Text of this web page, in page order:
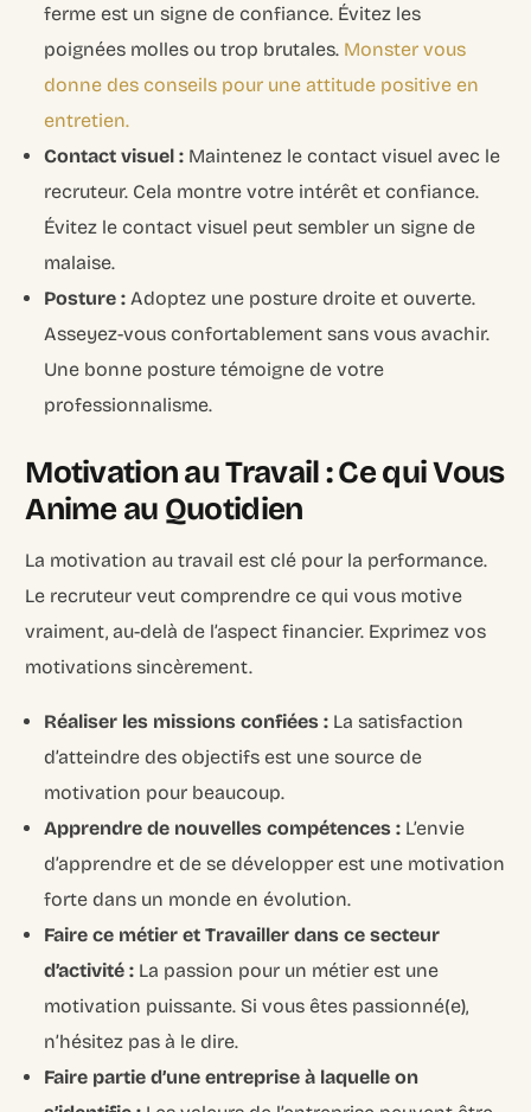
ferme est un signe de confiance. Évitez les
poignées molles ou trop brutales. Monster vous
donne des conseils pour une attitude positive en
entretien.
Contact visuel : Maintenez le contact visuel avec le
recruteur. Cela montre votre intérêt et confiance.
Évitez le contact visuel peut sembler un signe de
malaise.
Posture : Adoptez une posture droite et ouverte.
Asseyez-vous confortablement sans vous avachir.
Une bonne posture témoigne de votre
professionnalisme.
Motivation au Travail : Ce qui Vous
Anime au Quotidien
La motivation au travail est clé pour la performance.
Le recruteur veut comprendre ce qui vous motive
vraiment, au-delà de l’aspect financier. Exprimez vos
motivations sincèrement.
Réaliser les missions confiées : La satisfaction
d’atteindre des objectifs est une source de
motivation pour beaucoup.
Apprendre de nouvelles compétences : L’envie
d’apprendre et de se développer est une motivation
forte dans un monde en évolution.
Faire ce métier et Travailler dans ce secteur
d’activité : La passion pour un métier est une
motivation puissante. Si vous êtes passionné(e),
n’hésitez pas à le dire.
Faire partie d’une entreprise à laquelle on